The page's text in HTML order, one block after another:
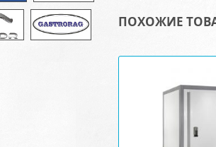
ПОХОЖИЕ